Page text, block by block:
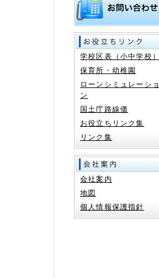
学校区表（小中学校）
保育所・幼稚園
ローンシミュレーショ
ン
国土庁路線価
お役立ちリンク集
リンク集
会社案内
地図
個人情報保護指針